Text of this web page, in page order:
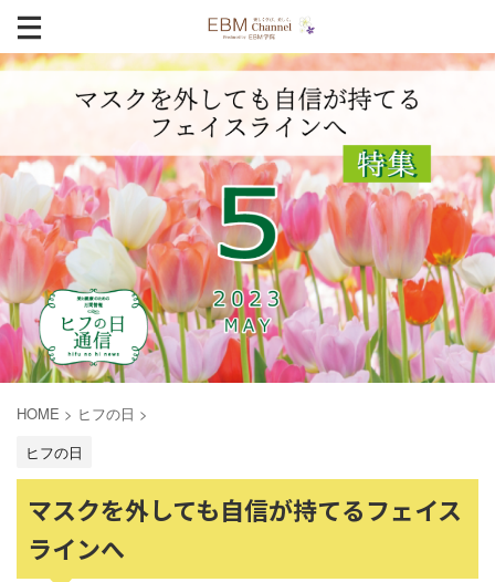
HOME > ヒフの日 >
ヒフの日
マスクを外しても自信が持てるフェイス
ラインへ